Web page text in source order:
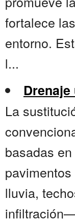
fortalece
entorno.
l...
La
basadas
lluvia,